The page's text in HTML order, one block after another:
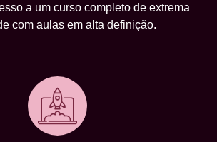
a um curso completo de extrema
com aulas em alta definição.